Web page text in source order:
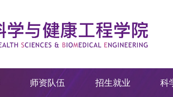
师资队伍 招生就业 科